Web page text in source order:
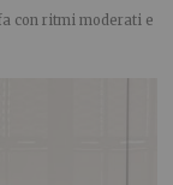
con ritmi moderati e